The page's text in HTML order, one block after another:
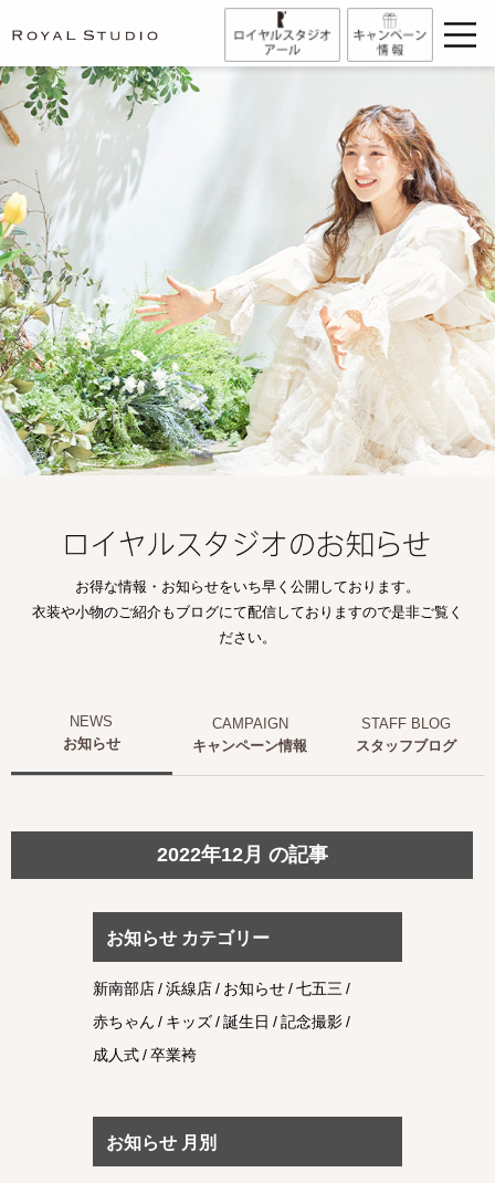
お得な情報・お知らせをいち早く公開しております。
衣装や小物のご紹介もブログにて配信しておりますので是非ご覧く
ださい。
お知らせ キャンペーン情報 スタッフブログ
2022年12月 の記事
お知らせ カテゴリー
新南部店 浜線店 お知らせ
七五三
赤ちゃん
キッズ 誕生日
記念撮影
成人式
卒業袴
お知らせ 月別